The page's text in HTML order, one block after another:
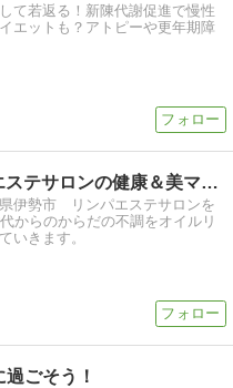
て若返る！新陳代謝促進で慢性
エットも？アトピーや更年期障
三重 伊勢 リンパエステサロンの健康＆美マニアブログ
伊勢市 リンパエステサロンを
からのからだの不調をオイルリ
いきます。
ごそう！